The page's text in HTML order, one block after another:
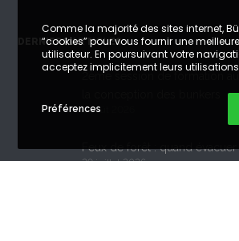
DERNIERS ARTICLES
2ème session de formation
5 août 2026
Feux de forêt : quand
29 juillet 2026
Comme la majorité des sites internet,
“cookies” pour vous fournir une
utilisateur. En poursuivant votre
acceptez implicitement leurs
Préférences